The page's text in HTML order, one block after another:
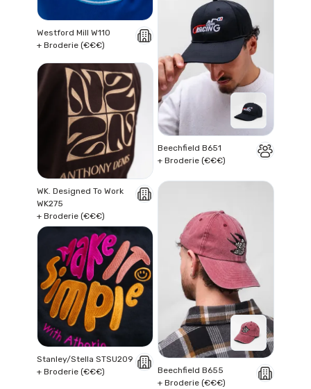
Westford Mill W110
+ Broderie (€€€)
Beechfield B651
+ Broderie (€€€)
WK. Designed To Work
WK275
+ Broderie (€€€)
Beechfield B655
+ Broderie (€€€)
Stanley/Stella STSU209
+ Broderie (€€€)